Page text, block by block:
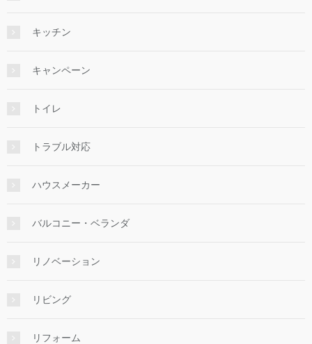
キッチン
キャンペーン
トイレ
トラブル対応
ハウスメーカー
バルコニー・ベランダ
リノベーション
リビング
リフォーム